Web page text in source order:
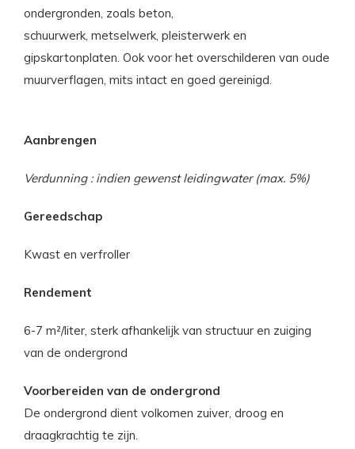
ondergronden, zoals beton,
schuurwerk, metselwerk, pleisterwerk en
gipskartonplaten. Ook voor het overschilderen van oude
muurverflagen, mits intact en goed gereinigd.
Aanbrengen
Verdunning : indien gewenst leidingwater (max. 5%)
Gereedschap
Kwast en verfroller
Rendement
6-7 m²/liter, sterk afhankelijk van structuur en zuiging
van de ondergrond
Voorbereiden van de ondergrond
De ondergrond dient volkomen zuiver, droog en
draagkrachtig te zijn.